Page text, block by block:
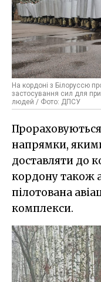
На кордоні з Білоруссю
застосування сил для
людей / Фото: ДПСУ
напрямки,
доставляти до
кордону також
пілотована
комплекси.